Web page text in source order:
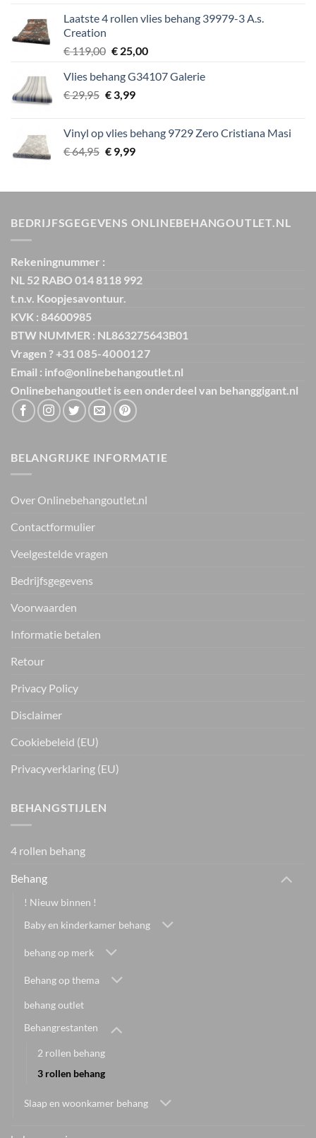
€ 39,95.€ 5,99.
Laatste 4 rollen vlies behang 39979-3 A.s.
Creation
€119,00 Oorspronkelijke
was:
€ 119,00.
€25,00Huidige
is:
Vlies behang G34107 Galerie
€29,95 Oorspronkelijke
€ 29,95.
€3,99Huidige
€ 3,99.
Vinyl op vlies behang 9729 Zero Cristiana Masi
€64,95 Oorspronkelijke
€ 64,95.
€9,99Huidige
€ 9,99.
BEDRIJFSGEGEVENS ONLINEBEHANGOUTLET.NL
Rekeningnummer :
NL 52 RABO 014 8118 992
t.n.v. Koopjesavontuur.
KVK : 84600985
BTW NUMMER : NL863275643B01
Vragen ? +31 085-4000127
Email : info@onlinebehangoutlet.nl
Onlinebehangoutlet is een onderdeel van behanggigant.nl
BELANGRIJKE INFORMATIE
Over Onlinebehangoutlet.nl
Contactformulier
Veelgestelde vragen
Bedrijfsgegevens
Voorwaarden
Informatie betalen
Retour
Privacy Policy
Disclaimer
Cookiebeleid (EU)
Privacyverklaring (EU)
BEHANGSTIJLEN
4 rollen behang
Behang
! Nieuw binnen !
Baby en kinderkamer behang
behang op merk
Behang op thema
behang outlet
Behangrestanten
2 rollen behang
3 rollen behang
Slaap en woonkamer behang